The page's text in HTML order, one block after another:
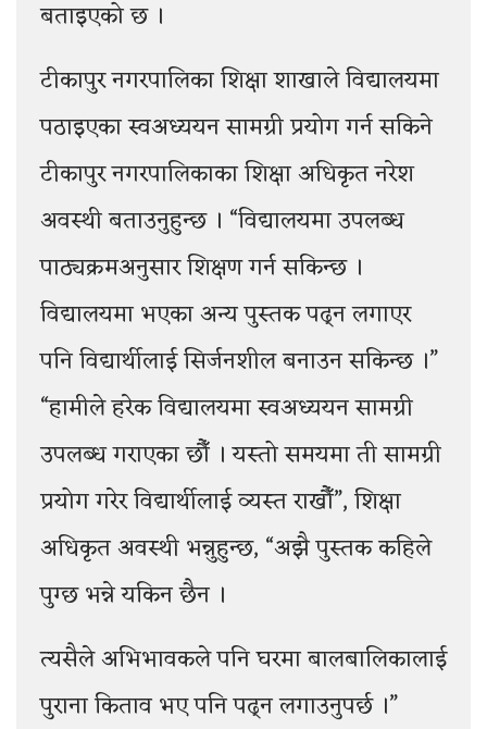
बताइएको छ ।
टीकापुर नगरपालिका शिक्षा शाखाले विद्यालयमा
पठाइएका स्वअध्ययन सामग्री प्रयोग गर्न सकिने
टीकापुर नगरपालिकाका शिक्षा अधिकृत नरेश
अवस्थी बताउनुहुन्छ । “विद्यालयमा उपलब्ध
पाठ्यक्रमअनुसार शिक्षण गर्न सकिन्छ ।
विद्यालयमा भएका अन्य पुस्तक पढ्न लगाएर
पनि विद्यार्थीलाई सिर्जनशील बनाउन सकिन्छ ।”
“हामीले हरेक विद्यालयमा स्वअध्ययन सामग्री
उपलब्ध गराएका छौँ । यस्तो समयमा ती सामग्री
प्रयोग गरेर विद्यार्थीलाई व्यस्त राखौँ”, शिक्षा
अधिकृत अवस्थी भन्नुहुन्छ, “अझै पुस्तक कहिले
पुग्छ भन्ने यकिन छैन ।
त्यसैले अभिभावकले पनि घरमा बालबालिकालाई
पुराना किताव भए पनि पढ्न लगाउनुपर्छ ।”